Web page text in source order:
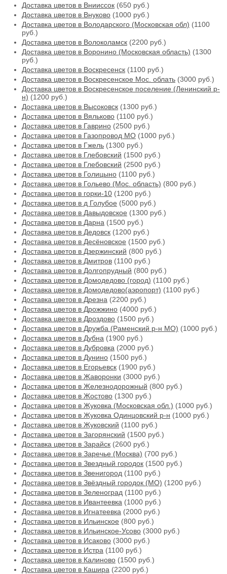
Доставка цветов в Внииссок (650 руб.)
Доставка цветов в Внуково (1000 руб.)
Доставка цветов в Володарского (Московская обл) (1100
руб.)
Доставка цветов в Волоколамск (2200 руб.)
Доставка цветов в Воронино (Московская область) (1300
руб.)
Доставка цветов в Воскресенск (1100 руб.)
Доставка цветов в Воскресенское Мос. облать (3000 руб.)
Доставка цветов в Воскресенское поселение (Ленинский р-
н) (1200 руб.)
Доставка цветов в Высоковск (1300 руб.)
Доставка цветов в Вяльково (1100 руб.)
Доставка цветов в Гаврино (2500 руб.)
Доставка цветов в Газопровод МО (1000 руб.)
Доставка цветов в Гжель (1300 руб.)
Доставка цветов в Глебовский (1500 руб.)
Доставка цветов в Глебовский (2500 руб.)
Доставка цветов в Голицыно (1100 руб.)
Доставка цветов в Гольево (Мос. область) (800 руб.)
Доставка цветов в горки-10 (1200 руб.)
Доставка цветов в д Голубое (5000 руб.)
Доставка цветов в Давыдовское (1300 руб.)
Доставка цветов в Дарна (1500 руб.)
Доставка цветов в Дедовск (1200 руб.)
Доставка цветов в Десёновское (1500 руб.)
Доставка цветов в Дзержинский (800 руб.)
Доставка цветов в Дмитров (1100 руб.)
Доставка цветов в Долгопрудный (800 руб.)
Доставка цветов в Домодедово (город) (1100 руб.)
Доставка цветов в Домодедово(аэропорт) (1100 руб.)
Доставка цветов в Дрезна (2200 руб.)
Доставка цветов в Дрожжино (4000 руб.)
Доставка цветов в Дроздово (1500 руб.)
Доставка цветов в Дружба (Раменский р-н МО) (1000 руб.)
Доставка цветов в Дубна (1900 руб.)
Доставка цветов в Дубровка (2000 руб.)
Доставка цветов в Дунино (1500 руб.)
Доставка цветов в Егорьевск (1900 руб.)
Доставка цветов в Жаворонки (3000 руб.)
Доставка цветов в Железнодорожный (800 руб.)
Доставка цветов в Жостово (1300 руб.)
Доставка цветов в Жуковка (Московская обл.) (1000 руб.)
Доставка цветов в Жуковка Одинцовский р-н (1000 руб.)
Доставка цветов в Жуковский (1100 руб.)
Доставка цветов в Загорянский (1500 руб.)
Доставка цветов в Зарайск (2600 руб.)
Доставка цветов в Заречье (Москва) (700 руб.)
Доставка цветов в Звездный городок (1500 руб.)
Доставка цветов в Звенигород (1100 руб.)
Доставка цветов в Звёздный городок (МО) (1200 руб.)
Доставка цветов в Зеленоград (1100 руб.)
Доставка цветов в Ивантеевка (1000 руб.)
Доставка цветов в Игнатеевка (2000 руб.)
Доставка цветов в Ильинское (800 руб.)
Доставка цветов в Ильинское-Усово (3000 руб.)
Доставка цветов в Исаково (3000 руб.)
Доставка цветов в Истра (1100 руб.)
Доставка цветов в Калиново (1500 руб.)
Доставка цветов в Кашира (2200 руб.)